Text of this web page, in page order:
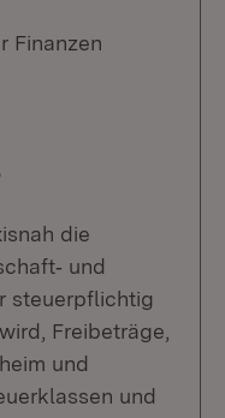
Finanzen
die
und
steuerpflichtig
Freibeträge,
und
und